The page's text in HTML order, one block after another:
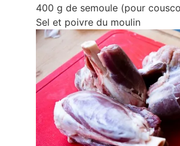
400 g de semoule (pour
Sel et poivre du moulin